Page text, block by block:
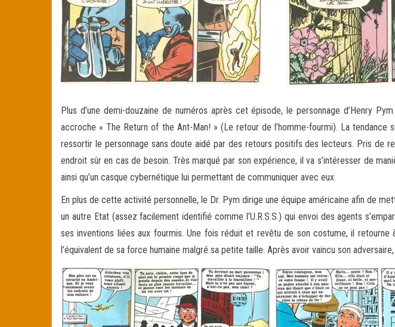
Plus d’une demi-douzaine de numéros après cet épisode, le personnage d’Henry
accroche « The Return of the Ant-Man! » (Le retour de l’homme-fourmi). La
ressortir le personnage sans doute aidé par des retours positifs des lecteurs. Pris de
endroit sûr en cas de besoin. Très marqué par son expérience, il va s’intéresser de
ainsi qu’un casque cybernétique lui permettant de communiquer avec eux.
En plus de cette activité personnelle, le Dr. Pym dirige une équipe américaine afin de
un autre Etat (assez facilement identifié comme l’U.R.S.S.) qui envoi des agents
ses inventions liées aux fourmis. Une fois réduit et revêtu de son costume, il
l’équivalent de sa force humaine malgré sa petite taille. Après avoir vaincu son